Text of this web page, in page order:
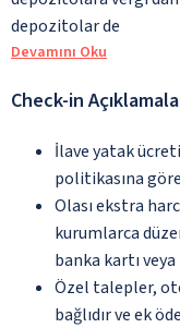
depozitolar de
Devamını Oku
Check-in
İlave yatak
politikasına
Olası ekstra
kurumlarca
banka kartı
Özel talepler,
bağlıdır ve ek